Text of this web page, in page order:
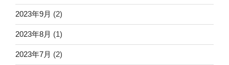
2023年9月 (2)
2023年8月 (1)
2023年7月 (2)